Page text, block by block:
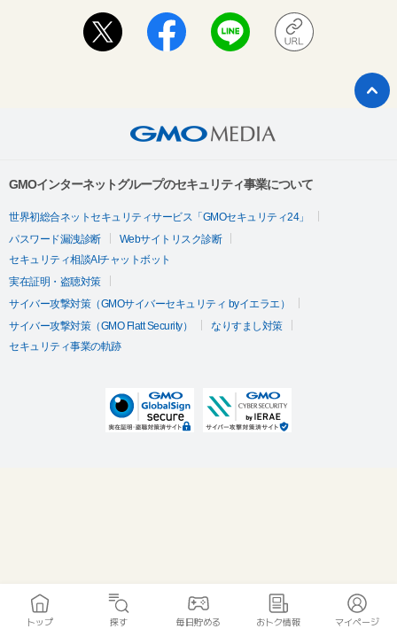
GMOインターネットグループのセキュリティ事業について
世界初総合ネットセキュリティサービス「GMOセキュリティ24」
パスワード漏洩診断
Webサイトリスク診断
セキュリティ相談AIチャットボット
実在証明・盗聴対策
サイバー攻撃対策（GMOサイバーセキュリティ byイエラエ）
サイバー攻撃対策（GMO Flatt Security）
なりすまし対策
セキュリティ事業の軌跡
トップ 探す 毎日貯める おトク情報 マイページ